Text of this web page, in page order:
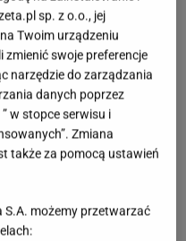
efektu glossy,
i chcemy tej uroczej,
do wszystkiego.
sp. z o.o., jej
Twoim urządzeniu
zmienić swoje preferencje
narzędzie do zarządzania
danych poprzez
w stopce serwisu i
Zmiana
także za pomocą ustawień
S.A. możemy przetwarzać